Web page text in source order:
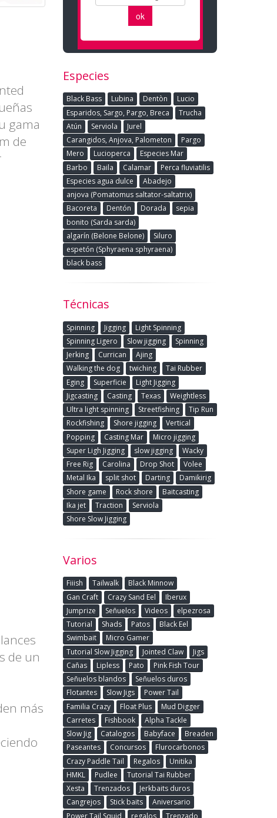
gama
de
de un
más
Especies
Black Bass Lubina Dentòn
Lucio
Esparidos, Sargo, Pargo, Breca
Trucha
Atún
Serviola
Jurel
Carangidos, Anjova, Palometon
Pargo
Mero
Lucioperca
Especies Mar
Barbo
Baila Calamar
Perca fluviatilis
Especies agua dulce
Abadejo
anjova (Pomatomus saltator-saltatrix)
Bacoreta
Dentón Dorada
sepia
bonito (Sarda sarda)
algarín (Belone Belone)
Siluro
espetón (Sphyraena sphyraena)
black bass
Técnicas
Spinning Jigging
Light Spinning
Spinning Ligero
Slow jigging
Spinning
Jerking
Currican
Ajing
Walking the dog
twiching
Tai Rubber
Eging
Superficie
Light Jigging
Jigcasting
Casting Texas
Weightless
Ultra light spinning
Streetfishing
Tip Run
Rockfishing
Shore jigging
Vertical
Popping
Casting Mar
Micro jigging
Super Ligh Jigging
slow jigging
Wacky
Free Rig
Carolina Drop Shot
Volee
Metal Ika
split shot Darting
Damikirig
Shore game
Rock shore
Baitcasting
Ika jet
Traction
Serviola
Shore Slow Jigging
Varios
Fiiish Tailwalk
Black Minnow
Gan Craft
Crazy Sand Eel
Iberux
Jumprize
Señuelos Videos
elpezrosa
Tutorial
Shads Patos
Black Eel
Swimbait
Micro Gamer
Tutorial Slow Jigging
Jointed Claw
Jigs
Cañas
Lipless Pato
Pink Fish Tour
Señuelos blandos
Señuelos duros
Flotantes
Slow Jigs
Power Tail
Familia Crazy
Float Plus
Mud Digger
Carretes
Fishbook
Alpha Tackle
Slow Jig
Catalogos Babyface
Breaden
Paseantes
Concursos
Flurocarbonos
Crazy Paddle Tail
Regalos
Unitika
HMKL
Pudlee
Tutorial Tai Rubber
Xesta
Trenzados
Jerkbaits duros
Cangrejos
Stick baits
Aniversario
Power Tail Squid
regalos
Trenzado